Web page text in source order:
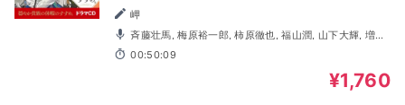
岬
俊樹, ＫＥＮＮ, 大塚剛央, 小林千晃, 今井文也
00:50:09
¥1,760